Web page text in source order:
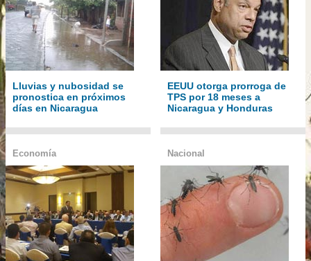
Lluvias y nubosidad se
pronostica en próximos
días en Nicaragua
EEUU otorga prorroga de
TPS por 18 meses a
Nicaragua y Honduras
Economía Nacional